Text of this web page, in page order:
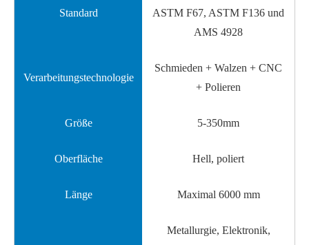
Standard
ASTM F67, ASTM F136 und
AMS 4928
Verarbeitungstechnologie
Schmieden + Walzen + CNC
+ Polieren
Größe 5-350mm
Oberfläche Hell, poliert
Länge Maximal 6000 mm
Metallurgie, Elektronik,